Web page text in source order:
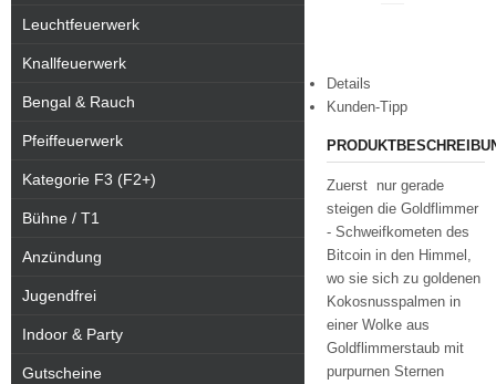
Details
Kunden-Tipp
Zuerst nur gerade
steigen die Goldflimmer
- Schweifkometen des
Bitcoin in den Himmel,
wo sie sich zu goldenen
Kokosnusspalmen in
einer Wolke aus
Goldflimmerstaub mit
purpurnen Sternen
Leuchtfeuerwerk
Knallfeuerwerk
Bengal & Rauch
Pfeiffeuerwerk
Kategorie F3 (F2+)
Bühne / T1
Anzündung
Jugendfrei
Indoor & Party
Gutscheine